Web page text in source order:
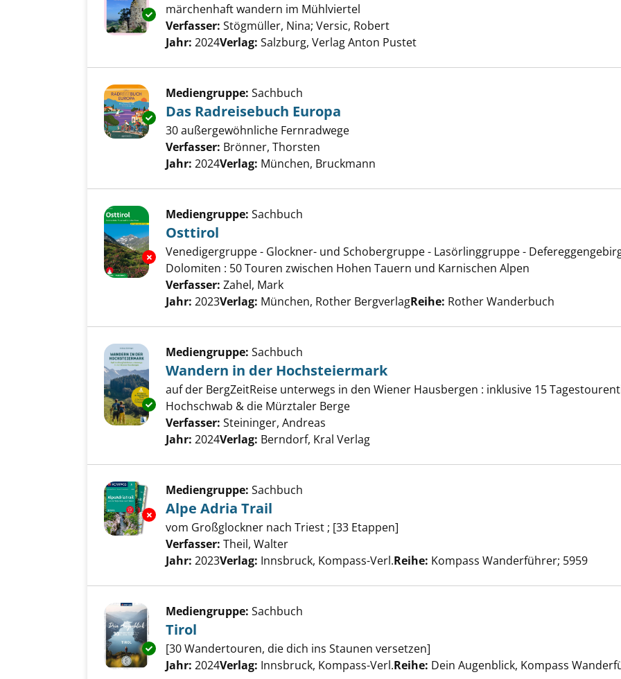
Exemplar-Details von Burgen, Schlösser + Ruinen anzeigen
märchenhaft wandern im Mühlviertel
Verfasser: Stögmüller, Nina; Versic, Robert
Jahr: 2024Verlag: Salzburg, Verlag Anton Pustet
Exemplar-Details von Das Radreisebuch Europa anzeigen
Mediengruppe: Sachbuch
Das Radreisebuch Europa
30 außergewöhnliche Fernradwege
Verfasser: Brönner, Thorsten
Jahr: 2024Verlag: München, Bruckmann
Exemplar-Details von Osttirol anzeigen
Mediengruppe: Sachbuch
Osttirol
Venedigergruppe - Glockner- und Schobergruppe - Lasörlinggruppe -
Dolomiten : 50 Touren zwischen Hohen Tauern und Karnischen Alpen
Verfasser: Zahel, Mark
Jahr: 2023Verlag: München, Rother BergverlagReihe: Rother Wanderbuch
Exemplar-Details von Wandern in der Hochsteiermark anzeigen
Mediengruppe: Sachbuch
Wandern in der Hochsteiermark
auf der BergZeitReise unterwegs in den Wiener Hausbergen : inklusive 15
Hochschwab & die Mürztaler Berge
Verfasser: Steininger, Andreas
Jahr: 2024Verlag: Berndorf, Kral Verlag
Exemplar-Details von Alpe Adria Trail anzeigen
Mediengruppe: Sachbuch
Alpe Adria Trail
vom Großglockner nach Triest ; [33 Etappen]
Verfasser: Theil, Walter
Jahr: 2023Verlag: Innsbruck, Kompass-Verl.Reihe: Kompass Wanderführer; 5959
Exemplar-Details von Tirol anzeigen
Mediengruppe: Sachbuch
Tirol
[30 Wandertouren, die dich ins Staunen versetzen]
Suche nach diesem Verfasser
Jahr: 2024Verlag: Innsbruck, Kompass-Verl.Reihe: Dein Augenblick, Kompass